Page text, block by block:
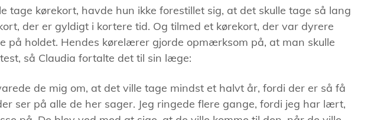
tage kørekort, havde hun ikke forestillet sig, at det skulle tage så lang
der er gyldigt i kortere tid. Og tilmed et kørekort, der var dyrere
på holdet. Hendes kørelærer gjorde opmærksom på, at man skulle
så Claudia fortalte det til sin læge:
de mig om, at det ville tage mindst et halvt år, fordi der er så få
ser på alle de her sager. Jeg ringede flere gange, fordi jeg har lært,